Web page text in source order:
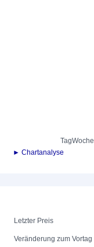
TagWoche
► Chartanalyse
Letzter Preis
Veränderung zum Vortag